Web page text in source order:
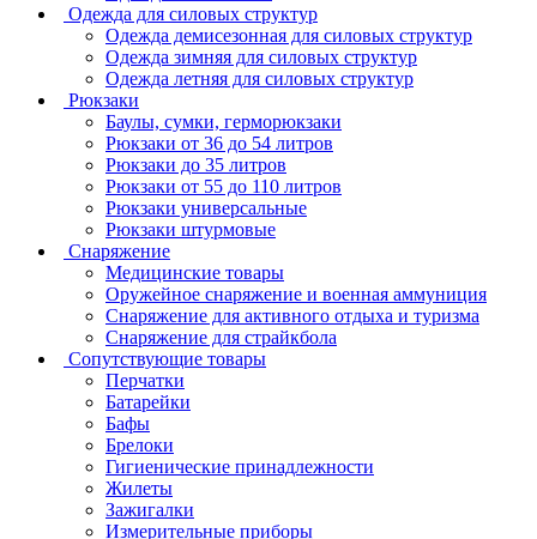
Одежда для силовых структур
Одежда демисезонная для силовых структур
Одежда зимняя для силовых структур
Одежда летняя для силовых структур
Рюкзаки
Баулы, сумки, герморюкзаки
Рюкзаки от 36 до 54 литров
Рюкзаки до 35 литров
Рюкзаки от 55 до 110 литров
Рюкзаки универсальные
Рюкзаки штурмовые
Снаряжение
Медицинские товары
Оружейное снаряжение и военная аммуниция
Снаряжение для активного отдыха и туризма
Снаряжение для страйкбола
Сопутствующие товары
Перчатки
Батарейки
Бафы
Брелоки
Гигиенические принадлежности
Жилеты
Зажигалки
Измерительные приборы